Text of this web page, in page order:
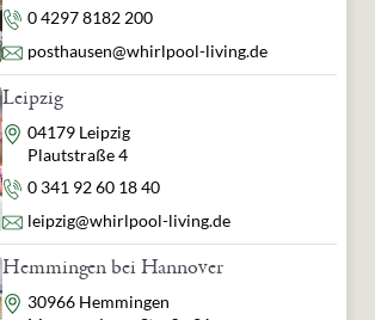
Telefon
0 4297 8182 200
E-Mail
posthausen@whirlpool-living.de
Leipzig
Adresse
04179 Leipzig
Plautstraße 4
Telefon
0 341 92 60 18 40
E-Mail
leipzig@whirlpool-living.de
Hemmingen bei Hannover
Adresse
30966 Hemmingen